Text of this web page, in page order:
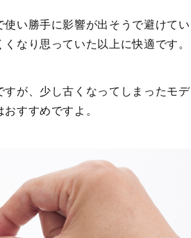
い勝手に影響が出そうで避けてい
なり思っていた以上に快適です。
が、少し古くなってしまったモデ
すすめですよ。